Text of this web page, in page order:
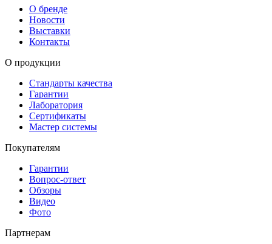
О бренде
Новости
Выставки
Контакты
О продукции
Стандарты качества
Гарантии
Лаборатория
Сертификаты
Мастер системы
Покупателям
Гарантии
Вопрос-ответ
Обзоры
Видео
Фото
Партнерам